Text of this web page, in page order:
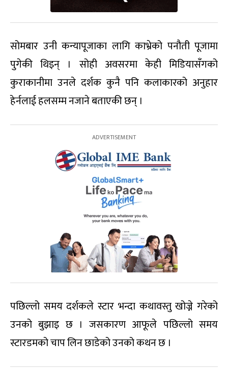
सोमबार उनी कन्यापूजाका लागि काभ्रेको पनौती पूजामा
पुगेकी थिइन् । सोही अवसरमा केही मिडियासँगको
कुराकानीमा उनले दर्शक कुनै पनि कलाकारको अनुहार
हेर्नलाई हलसम्म नजाने बताएकी छन् ।
पछिल्लो समय दर्शकले स्टार भन्दा कथावस्तु खोज्ने गरेको
उनको बुझाइ छ । जसकारण आफूले पछिल्लो समय
स्टारडमको चाप लिन छाडेको उनको कथन छ ।